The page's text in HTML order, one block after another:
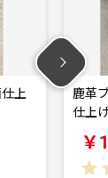
鹿革ブレ
仕上げ※
￥